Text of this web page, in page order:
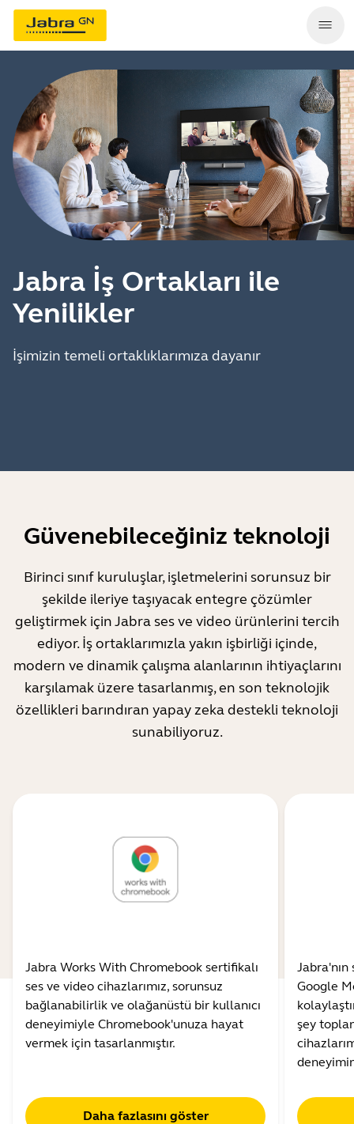
Jabra İş Ortakları ile
Yenilikler
İşimizin temeli ortaklıklarımıza dayanır
Güvenebileceğiniz teknoloji
Birinci sınıf kuruluşlar, işletmelerini sorunsuz bir
şekilde ileriye taşıyacak entegre çözümler
geliştirmek için Jabra ses ve video ürünlerini tercih
ediyor. İş ortaklarımızla yakın işbirliği içinde,
modern ve dinamik çalışma alanlarının ihtiyaçlarını
karşılamak üzere tasarlanmış, en son teknolojik
özellikleri barındıran yapay zeka destekli teknoloji
sunabiliyoruz.
Jabra Works With Chromebook sertifikalı
ses ve video cihazlarımız, sorunsuz
bağlanabilirlik ve olağanüstü bir kullanıcı
deneyimiyle Chromebook'unuza hayat
vermek için tasarlanmıştır.
Daha fazlasını göster
Google
şey